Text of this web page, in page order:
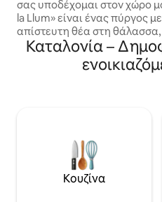
σας υποδέχομαι στον χώρο μου! Η
la Llum» είναι ένας πύργος με
απίστευτη θέα στη
χτίστηκε πριν από 50 και
ως καταφύγιο για μια
καταφύγιο 5 αστέρων. Η βίλα βρίσκεται
σε ένα από τα πιο
της Λιανσά και θα σας
έναν εξαιρετικό συνδυασμό:
Καταλονία –
Κουζίνα